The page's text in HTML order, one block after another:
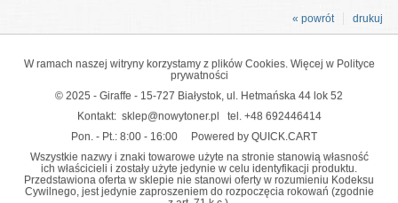
drukuj
« powrót
W ramach naszej witryny korzystamy z plików Cookies. Więcej w Polityce
prywatności
© 2025 - Giraffe - 15-727 Białystok, ul. Hetmańska 44 lok 52
Kontakt: sklep@nowytoner.pl tel. +48 692446414
Pon. - Pt.: 8:00 - 16:00
Powered by QUICK.CART
Wszystkie nazwy i znaki towarowe użyte na stronie stanowią własność
ich właścicieli i zostały użyte jedynie w celu identyfikacji produktu.
Przedstawiona oferta w sklepie nie stanowi oferty w rozumieniu Kodeksu
Cywilnego, jest jedynie zaproszeniem do rozpoczęcia rokowań (zgodnie